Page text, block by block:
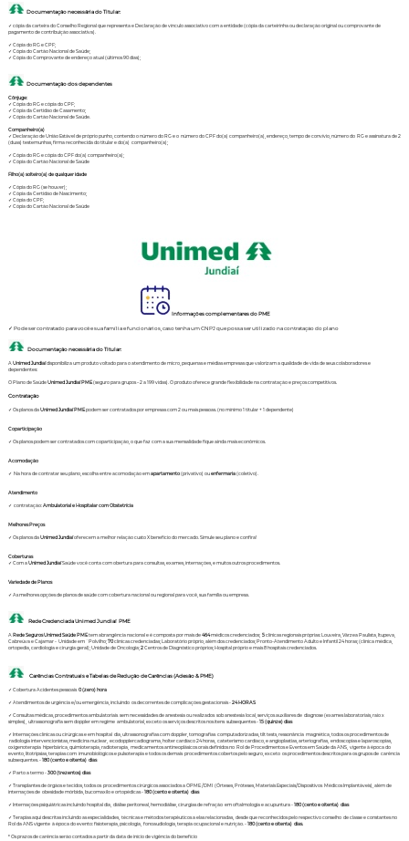
Documentação necessária do Titular:
✓ cópia da carteira do Conselho Regional que representa e Declaração de vínculo associativo com a entidade (cópia da carteirinha ou declaração original ou comprovante de
pagamento de contribuição associativa).
✓ Cópia do RG e CPF;
✓ Cópia do Cartão Nacional de Saúde;
✓ Cópia do Comprovante de endereço atual (últimos 90 dias);
Documentação dos dependentes
Cônjuge:
✓ Cópia do RG e cópia do CPF;
✓ Cópia da Certidão de Casamento;
✓ Cópia do Cartão Nacional de Saúde.
Companheiro(a)
✓ Declaração de União Estável de próprio punho, contendo o número do RG e o número do CPF do(a) companheiro(a), endereço, tempo de convívio, número do RG e assinatura de 2
(duas) testemunhas, firma reconhecida do titular e do(a) companheiro(a);
✓ Cópia do RG e cópia do CPF do(a) companheiro(a);
✓ Cópia do Cartão Nacional de Saúde
Filho(a) solteiro(a) de qualquer idade
✓ Cópia do RG (se houver);
✓ Cópia da Certidão de Nascimento;
✓ Cópia do CPF;
✓ Cópia do Cartão Nacional de Saúde
Informações complementares do PME
✓ Pode ser contratado para você e sua família e funcionários, caso tenha um CNPJ que possa ser utilizado na contratação do plano
Documentação necessária do Titular:
AUnimed Jundiaídisponibiliza um produto voltado para o atendimento de micro, pequenas e médias empresas que valorizam a qualidade de vida de seus colaboradores e
dependentes:
O Plano de SaúdeUnimed Jundiaí PME(seguro para grupos – 2 a 199 vidas). O produto oferece grande flexibilidade na contratação e preços competitivos.
Contratação
✓ Os planos daUnimed Jundiaí PMEpodem ser contratados por empresas com 2 ou mais pessoas. (no mínimo 1 titular + 1 dependente)
Coparticipação
✓ Os planos podem ser contratados com coparticipação, o que faz com a sua mensalidade fique ainda mais econômicos.
Acomodação
✓ Na hora de contratar seu plano, escolha entre acomodação emapartamento(privativo) ouenfermaria(coletivo).
Atendimento
✓ contratação:Ambulatorial e Hospitalar com Obstetrícia
Melhores Preços
✓ Os planos daUnimed Jundiaíoferecem a melhor relação custo X benefício do mercado. Simule seu plano e confira!
Coberturas
✓ Com aUnimed JundiaíSaúde você conta com obertura para consultas, exames, internações, e muitos outros procedimentos.
Variedade de Planos
✓ As melhores opções de planos de saúde com cobertura nacional ou regional para você, sua família ou empresa.
Rede Credenciada Unimed Jundiaí PME
A Rede Seguros Unimed Saúde PMEtem abrangência nacional e é composta por mais de464médicos credenciados; 5clínicas regionais próprias: Louveira, Várzea Paulista, Itupeva,
Cabreúva e Cajamar - Unidade em `Polvilho;70clínicas credenciadas; Laboratório próprio, além dos credenciados; Pronto-Atendimento Adulto e Infantil 24 horas; (clínica médica,
ortopedia, cardiologia e cirurgia geral); Unidade de Oncologia;2Centros de Diagnóstico próprios; Hospital próprio e mais 8 hospitais credenciados.
Carências Contratuais e Tabelas de Redução de Carências (Adesão & PME)
✓ Cobertura Acidentes pessoais0 (zero) hora
✓ Atendimentos de urgência e/ou emergência, incluindo os decorrentes de complicações gestacionais -24 HORAS
✓ Consultas médicas, procedimentos ambulatoriais sem necessidades de anestesia ou realizados sob anestesia local, serviços auxiliares de diagnose (exames laboratoriais, raio x
simples), ultrassonografia sem doppler em regime ambulatorial, exceto os serviços descritos nos itens subsequentes -15 (quinze) dias
✓ Internações clínicas ou cirúrgicas e em hospital dia, ultrassonografias com doppler, tomografias computadorizadas, tilt tests, ressonância magnética, todos os procedimentos de
radiologia intervencionistas, medicina nuclear, ecodopplercadiograma, holter cardíaco 24 horas, cateterismo cardíaco, e angioplastias, arteriografias, endoscopias e laparoscopias,
oxigenoterapia hiperbárica, quimioterapia, radioterapia, medicamentos antineoplásicos orais definidos no Rol de Procedimentos e Eventos em Saúde da ANS, vigente à época do
evento, litotripsias, terapias com imunobiológicos e pulsoterapia e todos os demais procedimentos cobertos pelo seguro, exceto os procedimentos descritos para os grupos de carência
subsequentes. -180 (cento e oitenta) dias
✓ Parto a termo -300 (trezentos) dias
✓ Transplantes de órgãos e tecidos, todos os procedimentos cirúrgicos associados a OPME /DMI (Órteses, Próteses, Materiais Especiais/Dispositivos Médicos Implantáveis), além de
internações de obesidade mórbida, bucomaxilo e ortopédicas -180 (cento e oitenta) dias
✓ Internações psiquiátricas incluindo hospital dia, diálise peritoneal, hemodiálise, cirurgias de refração em oftalmologia e acupuntura -180 (cento e oitenta) dias
✓ Terapias aqui descritas incluindo as especialidades, técnicas e métodos terapêuticos a elas relacionadas, desde que reconhecidos pelo respectivo conselho de classe e constantes no
Rol da ANS vigente à época do evento: fisioterapia, psicologia, fonoaudiologia, terapia ocupacional e nutrição. -180 (cento e oitenta) dias.
* Os prazos de carência serão contados a partir da data de início de vigência do benefício